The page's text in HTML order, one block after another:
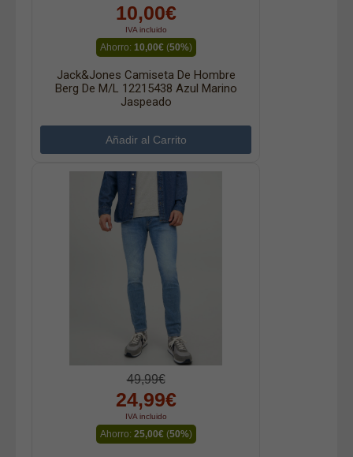
10,00€
IVA incluido
Ahorro: 10,00€(50%)
Jack&Jones Camiseta De Hombre
Berg De M/l 12215438 Azul Marino
Jaspeado
49,99€
24,99€
IVA incluido
Ahorro: 25,00€(50%)